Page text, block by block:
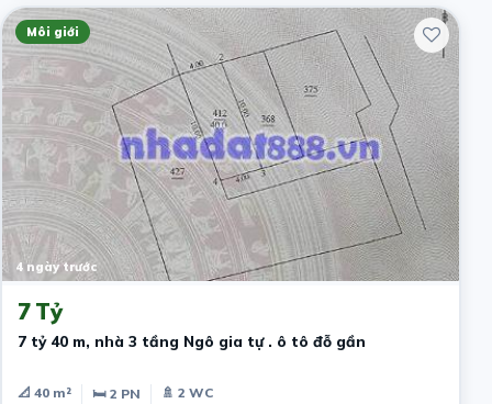
Môi giới
4 ngày trước
7 Tỷ
7 tỷ 40 m, nhà 3 tầng Ngô gia tự . ô tô đỗ gần
📐 40 m² 🛏 2 PN
🚿 2 WC